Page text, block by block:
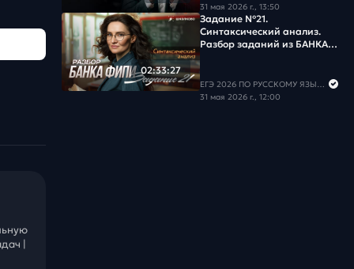
|
31 мая 2026 г., 13:50
02:33:27
Задание №21.
Синтаксический анализ.
Разбор заданий из БАНКА
ЕГЭ 2026 ПО РУССКОМУ ЯЗЫКУ И МАТЕМАТИКЕ
31 мая 2026 г., 12:00